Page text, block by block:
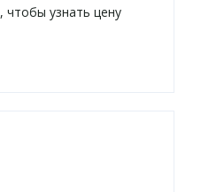
, чтобы узнать цену